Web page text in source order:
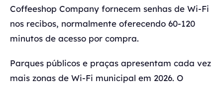
Coffeeshop Company fornecem senhas de Wi-Fi
nos recibos, normalmente oferecendo 60-120
minutos de acesso por compra.
Parques públicos e praças apresentam cada vez
mais zonas de Wi-Fi municipal em 2026. O